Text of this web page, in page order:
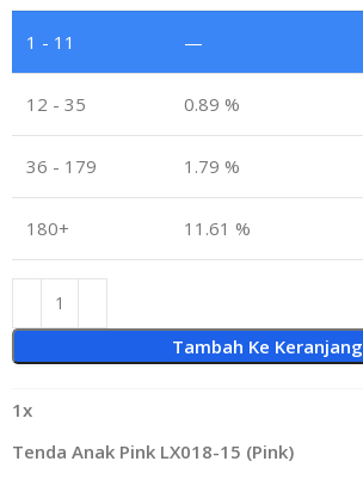
1 - 11 —
12 - 35 0.89 %
36 - 179 1.79 %
180+ 11.61 %
Tambah Ke Keranjang
1x
Tenda Anak Pink LX018-15 (Pink)